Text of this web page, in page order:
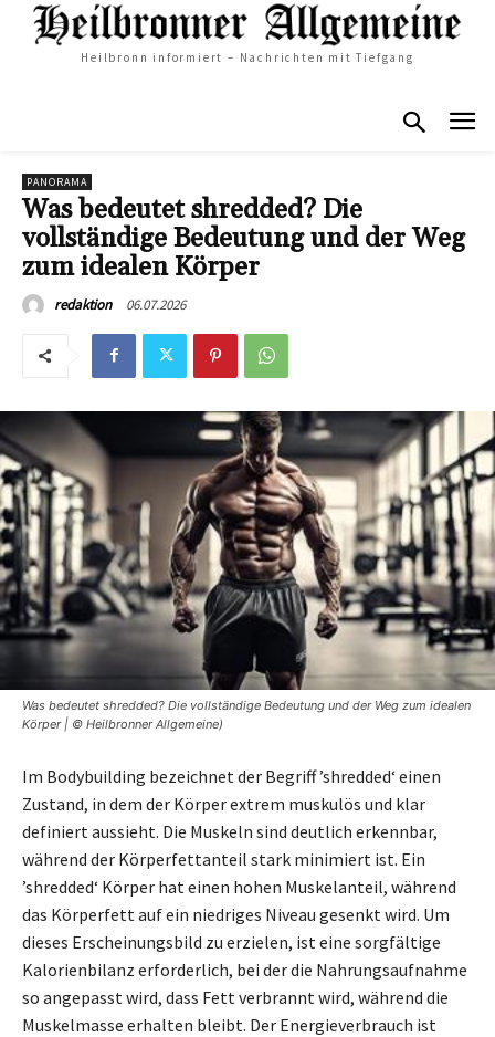
Heilbronn informiert – Nachrichten mit Tiefgang
PANORAMA
Was bedeutet shredded? Die
vollständige Bedeutung und der Weg
zum idealen Körper
redaktion 06.07.2026
Was bedeutet shredded? Die vollständige Bedeutung und der Weg zum idealen
Körper | © Heilbronner Allgemeine)
Im Bodybuilding bezeichnet der Begriff ’shredded‘ einen
Zustand, in dem der Körper extrem muskulös und klar
definiert aussieht. Die Muskeln sind deutlich erkennbar,
während der Körperfettanteil stark minimiert ist. Ein
’shredded‘ Körper hat einen hohen Muskelanteil, während
das Körperfett auf ein niedriges Niveau gesenkt wird. Um
dieses Erscheinungsbild zu erzielen, ist eine sorgfältige
Kalorienbilanz erforderlich, bei der die Nahrungsaufnahme
so angepasst wird, dass Fett verbrannt wird, während die
Muskelmasse erhalten bleibt. Der Energieverbrauch ist